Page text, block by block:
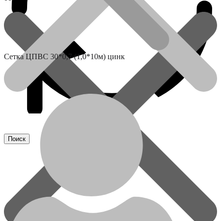
Акции
Сетка ЦПВС 30*0,7 (1,0*10м) цинк
Сетка ЦПВС 30*0,7 (1,0*10м)
Количество
Сетка
ЦПВС
30*0,7
(1,0*10м)
В корзину
Артикул: Категория:
ЦПВС
Детали